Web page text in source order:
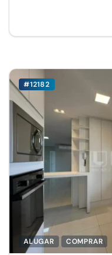
#12182
ALUGAR COMPRAR